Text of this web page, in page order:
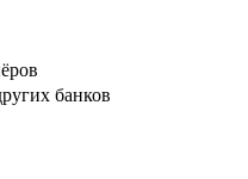
банков